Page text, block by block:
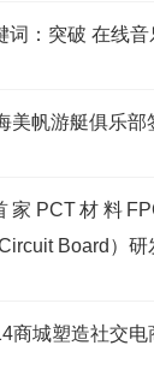
词：突破 在线音
美帆游艇俱乐部
PCT材料
Board）研
商城塑造社交电